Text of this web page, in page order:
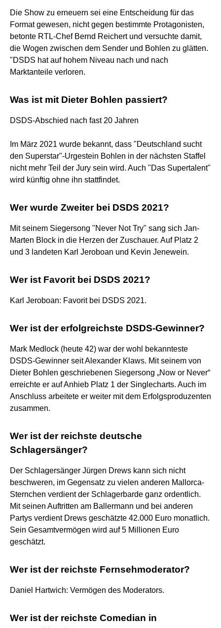
Die Show zu erneuern sei eine Entscheidung für das
Format gewesen, nicht gegen bestimmte Protagonisten,
betonte RTL-Chef Bernd Reichert und versuchte damit,
die Wogen zwischen dem Sender und Bohlen zu glätten.
"DSDS hat auf hohem Niveau nach und nach
Marktanteile verloren.
Was ist mit Dieter Bohlen passiert?
DSDS-Abschied nach fast 20 Jahren
Im März 2021 wurde bekannt, dass "Deutschland sucht
den Superstar"-Urgestein Bohlen in der nächsten Staffel
nicht mehr Teil der Jury sein wird. Auch "Das Supertalent"
wird künftig ohne ihn stattfindet.
Wer wurde Zweiter bei DSDS 2021?
Mit seinem Siegersong "Never Not Try" sang sich Jan-
Marten Block in die Herzen der Zuschauer. Auf Platz 2
und 3 landeten Karl Jeroboan und Kevin Jenewein.
Wer ist Favorit bei DSDS 2021?
Karl Jeroboan: Favorit bei DSDS 2021.
Wer ist der erfolgreichste DSDS-Gewinner?
Mark Medlock (heute 42) war der wohl bekannteste
DSDS-Gewinner seit Alexander Klaws. Mit seinem von
Dieter Bohlen geschriebenen Siegersong „Now or Never“
erreichte er auf Anhieb Platz 1 der Singlecharts. Auch im
Anschluss arbeitete er weiter mit dem Erfolgsproduzenten
zusammen.
Wer ist der reichste deutsche
Schlagersänger?
Der Schlagersänger Jürgen Drews kann sich nicht
beschweren, im Gegensatz zu vielen anderen Mallorca-
Sternchen verdient der Schlagerbarde ganz ordentlich.
Mit seinen Auftritten am Ballermann und bei anderen
Partys verdient Drews geschätzte 42.000 Euro monatlich.
Sein Gesamtvermögen wird auf 5 Millionen Euro
geschätzt.
Wer ist der reichste Fernsehmoderator?
Daniel Hartwich: Vermögen des Moderators.
Wer ist der reichste Comedian in